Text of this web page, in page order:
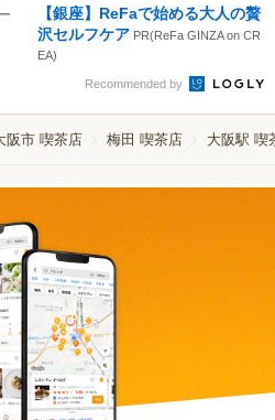
【銀座】ReFaで始める大人の贅
沢セルフケア PR(ReFa GINZA on CR
EA)
Recommended by
阪市 喫茶店 梅田 喫茶店 大阪駅 喫